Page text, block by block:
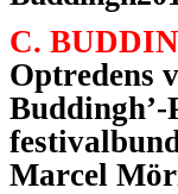
C.
Optredens
Marcel